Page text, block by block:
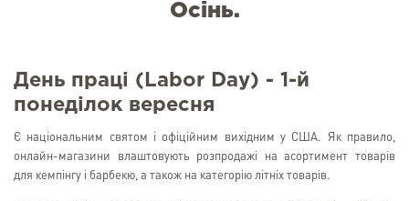
Осінь.
День праці (Labor Day) - 1-й
понеділок вересня
Є національним святом і офіційним вихідним у США. Як правило,
онлайн-магазини влаштовують розпродажі на асортимент товарів
для кемпінгу і барбекю, а також на категорію літніх товарів.